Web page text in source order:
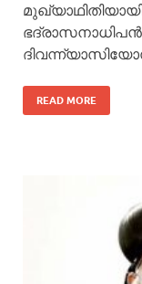
READ MORE